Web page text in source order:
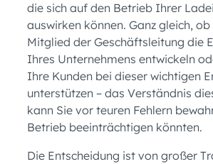
die sich auf den Betrieb Ihrer
auswirken können. Ganz gleich, ob
Mitglied der Geschäftsleitung die
Ihres Unternehmens entwickeln
Ihre Kunden bei dieser wichtigen
unterstützen – das Verständnis
kann Sie vor teuren Fehlern
Betrieb beeinträchtigen könnten.
Die Entscheidung ist von großer